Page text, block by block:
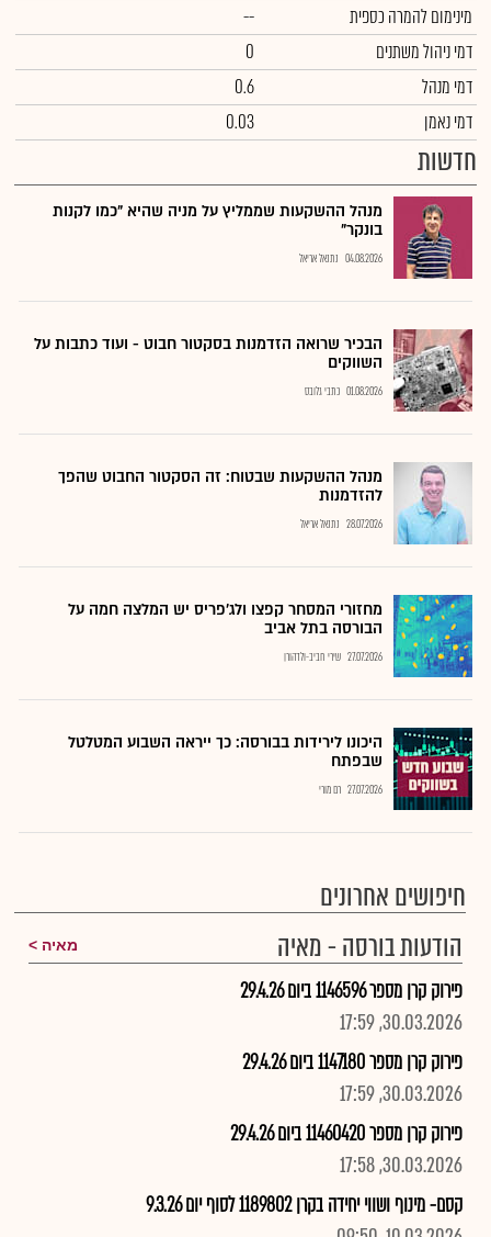
מינימום להמרה כספית
--
דמי ניהול משתנים
0
דמי מנהל
0.6
דמי נאמן
0.03
חדשות
מנהל ההשקעות שממליץ על מניה שהיא "כמו לקנות
בונקר"
04.08.2026 נתנאל אריאל
הבכיר שרואה הזדמנות בסקטור חבוט - ועוד כתבות על
השווקים
01.08.2026 כתבי גלובס
מנהל ההשקעות שבטוח: זה הסקטור החבוט שהפך
להזדמנות
28.07.2026 נתנאל אריאל
מחזורי המסחר קפצו ולג'פריס יש המלצה חמה על
הבורסה בתל אביב
27.07.2026 שירי חביב-ולדהורן
היכונו לירידות בבורסה: כך ייראה השבוע המטלטל
שבפתח
27.07.2026 רם מורי
חיפושים אחרונים
הודעות בורסה - מאיה
מאיה
פירוק קרן מספר 1146596 ביום 29.4.26
30.03.2026, 17:59
פירוק קרן מספר 1147180 ביום 29.4.26
30.03.2026, 17:59
פירוק קרן מספר 11460420 ביום 29.4.26
30.03.2026, 17:58
קסם- מינוף ושווי יחידה בקרן 1189802 לסוף יום 9.3.26